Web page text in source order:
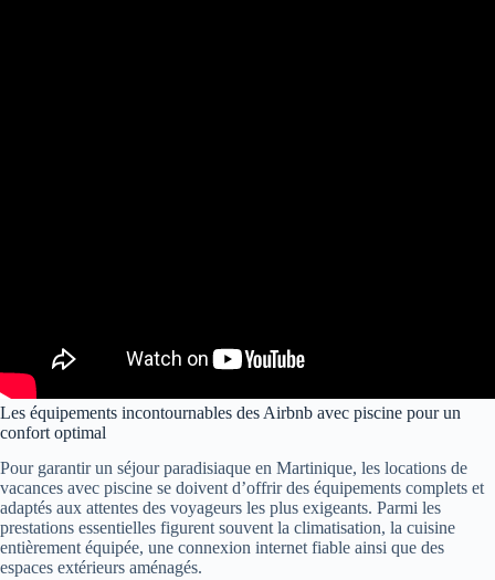
Les équipements incontournables des Airbnb avec piscine pour un
confort optimal
Pour garantir un séjour paradisiaque en Martinique, les locations de
vacances avec piscine se doivent d’offrir des équipements complets et
adaptés aux attentes des voyageurs les plus exigeants. Parmi les
prestations essentielles figurent souvent la climatisation, la cuisine
entièrement équipée, une connexion internet fiable ainsi que des
espaces extérieurs aménagés.